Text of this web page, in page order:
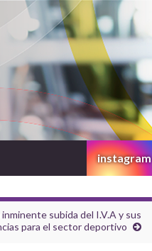
instagram
subida del I.V.A y sus
para el sector deportivo